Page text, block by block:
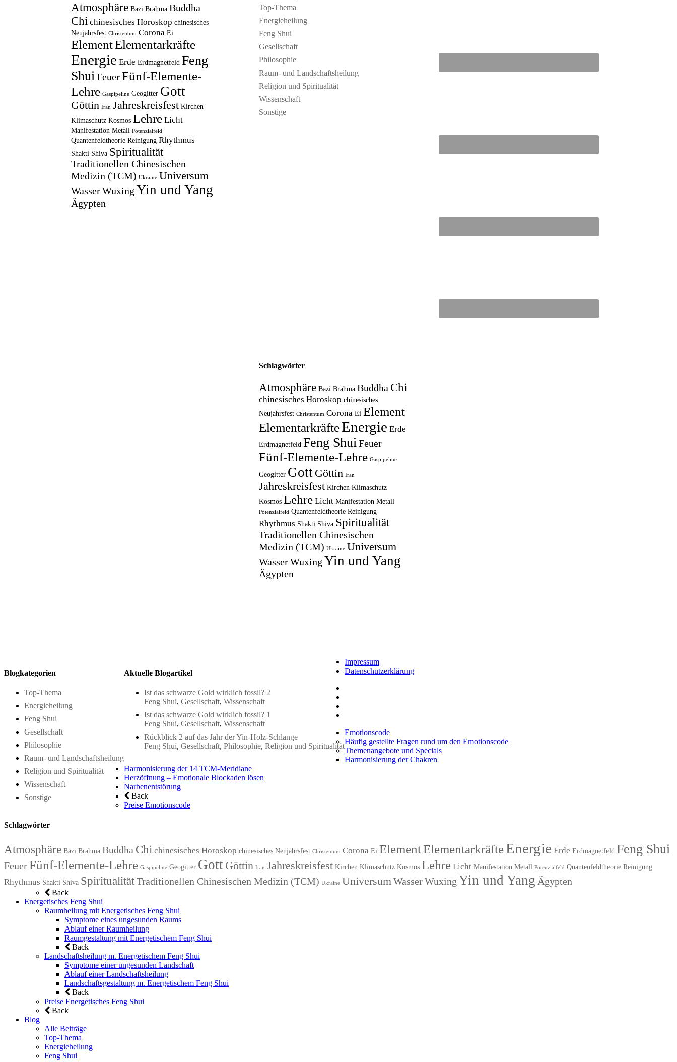
Atmosphäre Bazi Brahma Buddha
Chi chinesisches Horoskop chinesisches
Neujahrsfest Christentum Corona Ei
ElementElementarkräfte
Energie Erde Erdmagnetfeld Feng
Shui Feuer Fünf-Elemente-
Lehre Gaspipeline Geogitter Gott
Göttin Iran Jahreskreisfest Kirchen
Klimaschutz Kosmos Lehre Licht
Manifestation Metall Potenzialfeld
Quantenfeldtheorie Reinigung Rhythmus
Shakti Shiva Spiritualität
Traditionellen Chinesischen
Medizin (TCM) Ukraine Universum
Wasser Wuxing Yin und Yang
Ägypten
Top-Thema
Energieheilung
Feng Shui
Gesellschaft
Philosophie
Raum- und Landschaftsheilung
Religion und Spiritualität
Wissenschaft
Sonstige
Schlagwörter
Atmosphäre Bazi Brahma Buddha Chi
chinesisches Horoskop chinesisches
Neujahrsfest Christentum Corona Ei Element
ElementarkräfteEnergie Erde
Erdmagnetfeld Feng Shui Feuer
Fünf-Elemente-Lehre Gaspipeline
Geogitter Gott Göttin Iran
Jahreskreisfest Kirchen Klimaschutz
Kosmos Lehre Licht Manifestation Metall
Potenzialfeld Quantenfeldtheorie Reinigung
Rhythmus Shakti Shiva Spiritualität
Traditionellen Chinesischen
Medizin (TCM) Ukraine Universum
Wasser Wuxing Yin und Yang
Ägypten
Blogkategorien
Top-Thema
Energieheilung
Feng Shui
Gesellschaft
Philosophie
Raum- und Landschaftsheilung
Religion und Spiritualität
Wissenschaft
Sonstige
Aktuelle Blogartikel
Ist das schwarze Gold wirklich fossil? 2
Feng Shui, Gesellschaft, Wissenschaft
Ist das schwarze Gold wirklich fossil? 1
Feng Shui, Gesellschaft, Wissenschaft
Rückblick 2 auf das Jahr der Yin-Holz-Schlange
Feng Shui, Gesellschaft, Philosophie, Religion und Spiritualität
Schlagwörter
Atmosphäre Bazi Brahma Buddha Chi chinesisches Horoskop chinesisches Neujahrsfest Christentum Corona Ei ElementElementarkräfteEnergie Erde Erdmagnetfeld Feng Shui
FeuerFünf-Elemente-Lehre Gaspipeline Geogitter Gott Göttin Iran Jahreskreisfest Kirchen Klimaschutz Kosmos Lehre Licht Manifestation Metall Potenzialfeld Quantenfeldtheorie Reinigung
Rhythmus Shakti Shiva SpiritualitätTraditionellen Chinesischen Medizin (TCM) Ukraine UniversumWasserWuxing Yin und Yang Ägypten
Impressum
Datenschutzerklärung
Emotionscode
Häufig gestellte Fragen rund um den Emotionscode
Themenangebote und Specials
Harmonisierung der Chakren
Harmonisierung der 14 TCM-Meridiane
Herzöffnung – Emotionale Blockaden lösen
Narbenentstörung
Back
Preise Emotionscode
Back
Energetisches Feng Shui
Raumheilung mit Energetisches Feng Shui
Symptome eines ungesunden Raums
Ablauf einer Raumheilung
Raumgestaltung mit Energetischem Feng Shui
Back
Landschaftsheilung m. Energetischem Feng Shui
Symptome einer ungesunden Landschaft
Ablauf einer Landschaftsheilung
Landschaftsgestaltung m. Energetischem Feng Shui
Back
Preise Energetisches Feng Shui
Back
Blog
Alle Beiträge
Top-Thema
Energieheilung
Feng Shui